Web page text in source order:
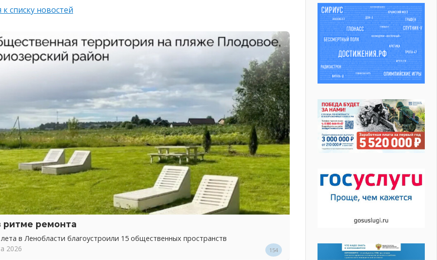
к списку новостей
ритме ремонта
в Ленобласти благоустроили 15 общественных пространств
2026
154